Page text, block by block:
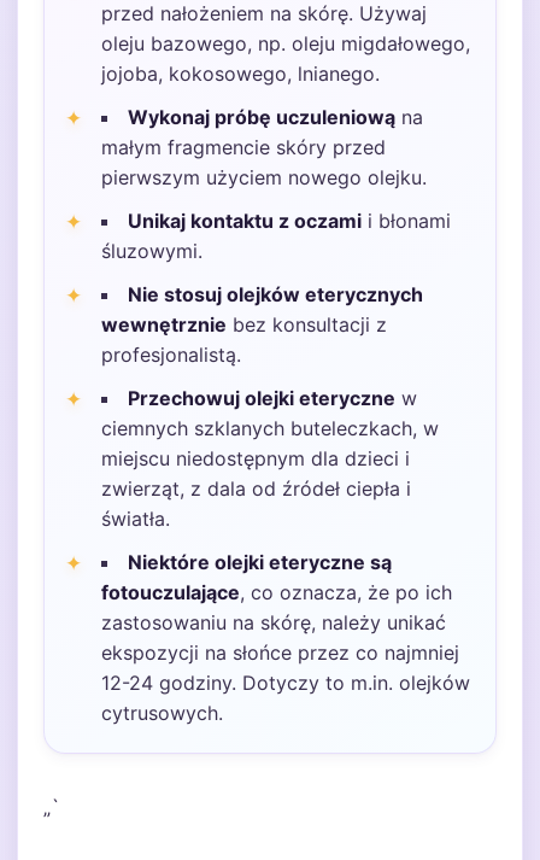
przed nałożeniem na skórę. Używaj
oleju bazowego, np. oleju migdałowego,
jojoba, kokosowego, lnianego.
Wykonaj próbę uczuleniową na
małym fragmencie skóry przed
pierwszym użyciem nowego olejku.
Unikaj kontaktu z oczami i błonami
śluzowymi.
Nie stosuj olejków eterycznych
wewnętrznie bez konsultacji z
profesjonalistą.
Przechowuj olejki eteryczne w
ciemnych szklanych buteleczkach, w
miejscu niedostępnym dla dzieci i
zwierząt, z dala od źródeł ciepła i
światła.
Niektóre olejki eteryczne są
fotouczulające, co oznacza, że po ich
zastosowaniu na skórę, należy unikać
ekspozycji na słońce przez co najmniej
12-24 godziny. Dotyczy to m.in. olejków
cytrusowych.
„`